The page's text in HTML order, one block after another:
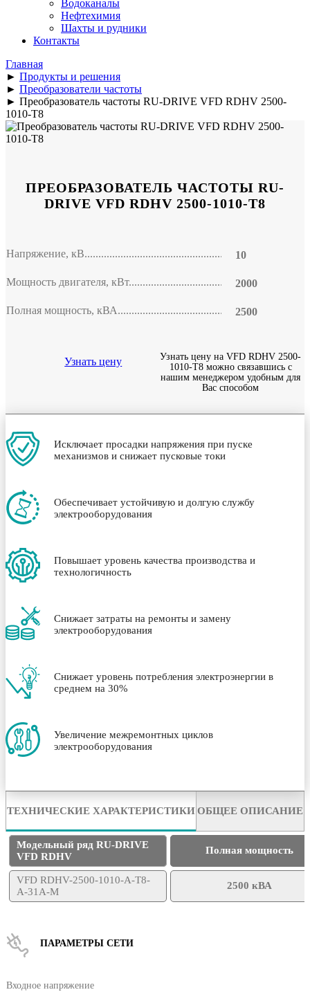
Водоканалы
Нефтехимия
Шахты и рудники
Контакты
Главная
► Продукты и решения
► Преобразователи частоты
► Преобразователь частоты RU-DRIVE VFD RDHV 2500-
1010-T8
ПРЕОБРАЗОВАТЕЛЬ ЧАСТОТЫ RU-
DRIVE VFD RDHV 2500-1010-T8
Напряжение, кВ 10
Мощность двигателя, кВт 2000
Полная мощность, кВА 2500
Узнать цену
Узнать цену на VFD RDHV 2500-
1010-T8 можно связавшись с
нашим менеджером удобным для
Вас способом
Исключает просадки напряжения при пуске
механизмов и снижает пусковые токи
Обеспечивает устойчивую и долгую службу
электрооборудования
Повышает уровень качества производства и
технологичность
Снижает затраты на ремонты и замену
электрооборудования
Снижает уровень потребления электроэнергии в
среднем на 30%
Увеличение межремонтных циклов
электрооборудования
ТЕХНИЧЕСКИЕ ХАРАКТЕРИСТИКИОБЩЕЕ ОПИСАНИЕ
Модельный ряд RU-DRIVE
VFD RDHV
Полная мощность
VFD RDHV-2500-1010-A-T8-
A-31A-M
2500 кВА
ПАРАМЕТРЫ СЕТИ
Входное напряжение